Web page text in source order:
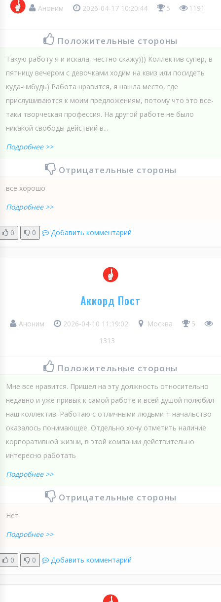
Аноним 2026-04-17 10:20:44 5 1191
Положительные стороны
Такую работу я и искала, честно скажу))) Коллектив супер, в
пятницу вечером с девочками ходим на квиз или посидеть
куда-нибудь) Работа нравится, я нашла место, где
прислушиваются к моим предложениям, потому что это все-
таки творческая профессия. На другой работе не было
никакой свободы действий в...
Подробнее >>
Отрицательные стороны
все хорошо
Подробнее >>
0 0 Добавить комментарий
Аккорд Пост
Аноним 2026-04-10 11:19:02 Москва
5
1313
Положительные стороны
Мне все нравится. Пришел на эту должность относительно
недавно и уже привык к самой работе и всей душой полюбил
наш коллектив. Работаю с отличными людьми + начальство
оказалось понимающее. Отдельно хочу отметить наличие
корпоративной жизни, в этой компании действительно
интересно работать
Подробнее >>
Отрицательные стороны
Нет
Подробнее >>
0 0 Добавить комментарий